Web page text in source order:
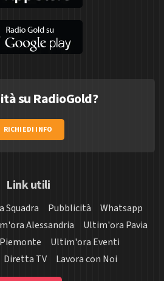
su RadioGold?
RICHIEDI INFO
Link utili
Squadra Pubblicità
Whatsapp
Alessandria
Ultim'ora Pavia
Ultim'ora Eventi
Diretta TV Lavora con Noi